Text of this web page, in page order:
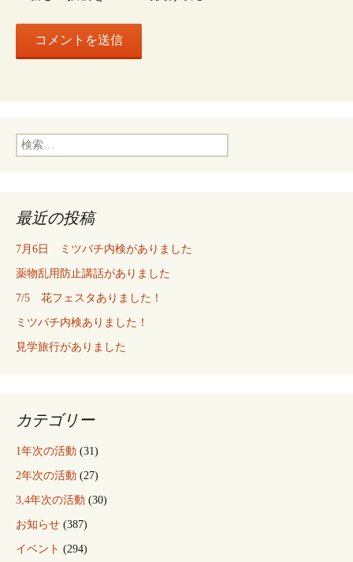
検
索:
最近の投稿
7月6日 ミツバチ内検がありました
薬物乱用防止講話がありました
7/5 花フェスタありました！
ミツバチ内検ありました！
見学旅行がありました
カテゴリー
1年次の活動 (31)
2年次の活動 (27)
3,4年次の活動 (30)
お知らせ (387)
イベント (294)